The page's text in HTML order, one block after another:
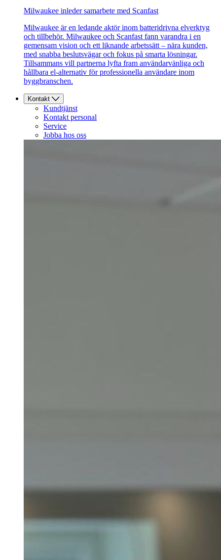
Milwaukee inleder samarbete med Scanfast
Milwaukee är en ledande aktör inom batteridrivna elverktyg
och tillbehör. Milwaukee och Scanfast fann varandra i en
gemensam vision och ett liknande arbetssätt – nära kunden,
med snabba beslutsvägar och fokus på smarta lösningar.
Tillsammans vill partnerna lyfta fram användarvänliga och
hållbara el-alternativ för professionella användare inom
byggbranschen.
Kontakt
Kundtjänst
Kontakt personal
Service
Jobba hos oss